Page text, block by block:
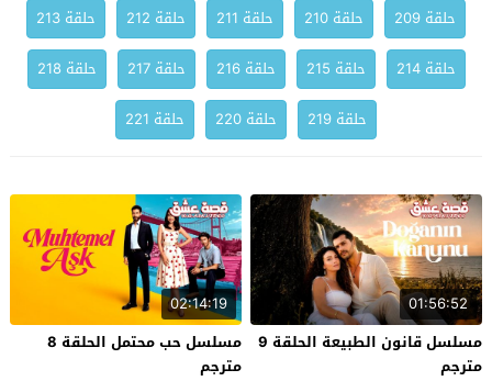
حلقة 209
حلقة 210 حلقة 211 حلقة 212
حلقة 213
حلقة 214
حلقة 215 حلقة 216 حلقة 217
حلقة 218
حلقة 219
حلقة 220 حلقة 221
01:56:52
مسلسل قانون الطبيعة الحلقة 9
مترجم
02:14:19
مسلسل حب محتمل الحلقة 8
مترجم